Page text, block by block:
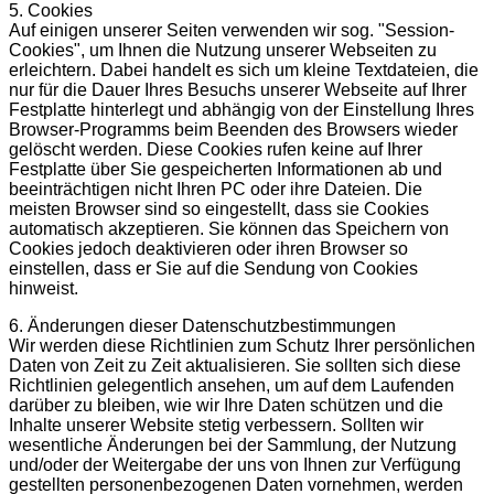
5. Cookies
Auf einigen unserer Seiten verwenden wir sog. "Session-
Cookies", um Ihnen die Nutzung unserer Webseiten zu
erleichtern. Dabei handelt es sich um kleine Textdateien, die
nur für die Dauer Ihres Besuchs unserer Webseite auf Ihrer
Festplatte hinterlegt und abhängig von der Einstellung Ihres
Browser-Programms beim Beenden des Browsers wieder
gelöscht werden. Diese Cookies rufen keine auf Ihrer
Festplatte über Sie gespeicherten Informationen ab und
beeinträchtigen nicht Ihren PC oder ihre Dateien. Die
meisten Browser sind so eingestellt, dass sie Cookies
automatisch akzeptieren. Sie können das Speichern von
Cookies jedoch deaktivieren oder ihren Browser so
einstellen, dass er Sie auf die Sendung von Cookies
hinweist.
6. Änderungen dieser Datenschutzbestimmungen
Wir werden diese Richtlinien zum Schutz Ihrer persönlichen
Daten von Zeit zu Zeit aktualisieren. Sie sollten sich diese
Richtlinien gelegentlich ansehen, um auf dem Laufenden
darüber zu bleiben, wie wir Ihre Daten schützen und die
Inhalte unserer Website stetig verbessern. Sollten wir
wesentliche Änderungen bei der Sammlung, der Nutzung
und/oder der Weitergabe der uns von Ihnen zur Verfügung
gestellten personenbezogenen Daten vornehmen, werden